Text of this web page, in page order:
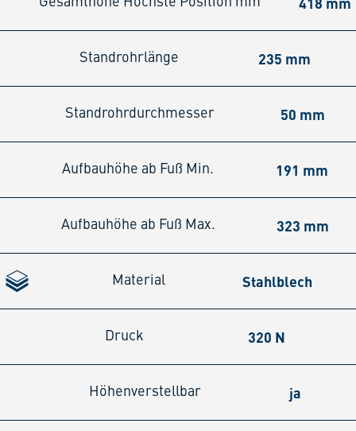
Standrohrlänge 235 mm
Standrohrdurchmesser 50 mm
Aufbauhöhe ab Fuß Min. 191 mm
Aufbauhöhe ab Fuß Max. 323 mm
Material Stahlblech
Druck 320 N
Höhenverstellbar ja